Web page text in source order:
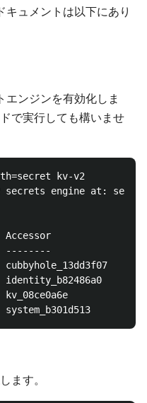
ュメントは以下にあり
エンジンを有効化しま
で実行しても構いませ
kv-v2
secrets engine at:
n/a
ます。